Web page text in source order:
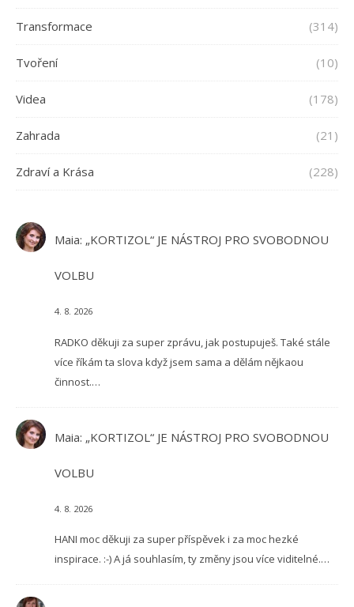
Transformace (314)
Tvoření (10)
Videa (178)
Zahrada (21)
Zdraví a Krása (228)
Maia: „KORTIZOL“ JE NÁSTROJ PRO SVOBODNOU
VOLBU
4. 8. 2026
RADKO děkuji za super zprávu, jak postupuješ. Také stále
více říkám ta slova když jsem sama a dělám nějkaou
činnost.…
Maia: „KORTIZOL“ JE NÁSTROJ PRO SVOBODNOU
VOLBU
4. 8. 2026
HANI moc děkuji za super příspěvek i za moc hezké
inspirace. :-) A já souhlasím, ty změny jsou více viditelné.…